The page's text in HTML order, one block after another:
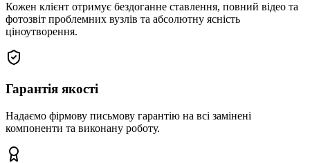
Кожен клієнт отримує бездоганне ставлення, повний відео та
фотозвіт проблемних вузлів та абсолютну ясність
ціноутворення.
Гарантія якості
Надаємо фірмову письмову гарантію на всі замінені
компоненти та виконану роботу.